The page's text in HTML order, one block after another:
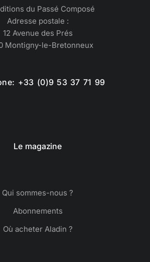
du Passé Composé
Adresse postale :
12 Avenue des Prés
Montigny-le-Bretonneux
+33 (0)9 53 37 71 99
Le magazine
Qui sommes-nous ?
Abonnements
Où acheter Aladin ?